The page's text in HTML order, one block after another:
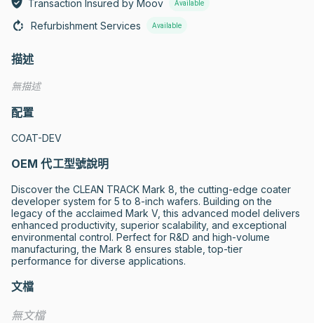
Transaction Insured by Moov Available
Refurbishment Services Available
描述
無描述
配置
COAT-DEV
OEM 代工型號說明
Discover the CLEAN TRACK Mark 8, the cutting-edge coater
developer system for 5 to 8-inch wafers. Building on the
legacy of the acclaimed Mark V, this advanced model delivers
enhanced productivity, superior scalability, and exceptional
environmental control. Perfect for R&D and high-volume
manufacturing, the Mark 8 ensures stable, top-tier
performance for diverse applications.
文檔
無文檔